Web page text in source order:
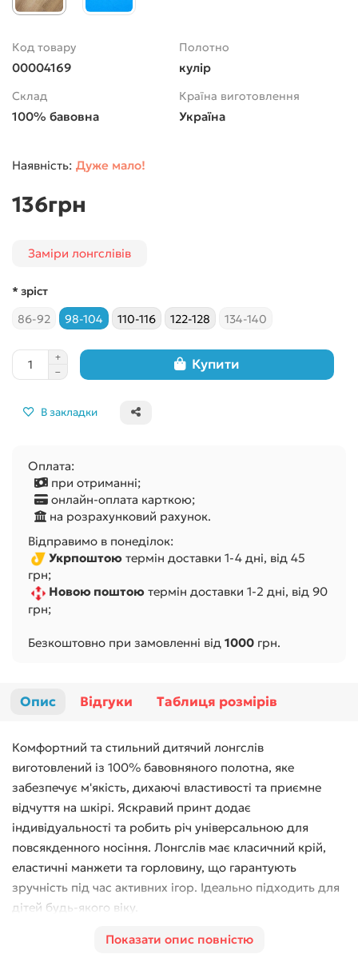
Код товару
00004169
Полотно
кулір
Склад
100% бавовна
Країна виготовлення
Україна
Дуже мало!
136грн
Заміри лонгслівів
* зріст
86-92
98-104 110-116 122-128 134-140
Купити
В закладки
Оплата:
при отриманні;
онлайн-оплата карткою;
на розрахунковий рахунок.
Відправимо в понеділок:
Укрпоштою термін доставки 1-4 дні, від 45
грн;
Новою поштою термін доставки 1-2 дні, від 90
грн;
Безкоштовно при замовленні від 1000 грн.
Опис Відгуки Таблиця розмірів
Комфортний та стильний дитячий лонгслів
виготовлений із 100% бавовняного полотна, яке
забезпечує м'якість, дихаючі властивості та приємне
відчуття на шкірі. Яскравий принт додає
індивідуальності та робить річ універсальною для
повсякденного носіння. Лонгслів має класичний крій,
еластичні манжети та горловину, що гарантують
зручність під час активних ігор. Ідеально підходить для
дітей будь-якого віку.
Матеріал: 100% бавовна
Показати опис повністю